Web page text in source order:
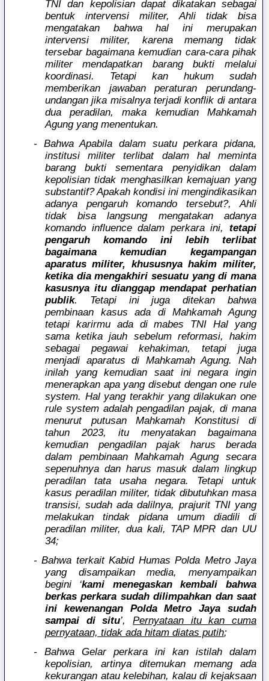
TNI dan kepolisian dapat dikatakan sebagai
bentuk intervensi militer, Ahli tidak bisa
mengatakan bahwa hal ini merupakan
intervensi militer, karena memang tidak
tersebar bagaimana kemudian cara-cara pihak
militer mendapatkan barang bukti melalui
koordinasi. Tetapi kan hukum sudah
memberikan jawaban peraturan perundang-
undangan jika misalnya terjadi konflik di antara
dua peradilan, maka kemudian Mahkamah
Agung yang menentukan.
- Bahwa Apabila dalam suatu perkara pidana,
institusi militer terlibat dalam hal meminta
barang bukti sementara penyidikan dalam
kepolisian tidak menghasilkan kemajuan yang
substantif? Apakah kondisi ini mengindikasikan
adanya pengaruh komando tersebut?, Ahli
tidak bisa langsung mengatakan adanya
komando influence dalam perkara ini, tetapi
pengaruh komando ini lebih terlibat
bagaimana kemudian kegampangan
aparatus militer, khususnya hakim militer,
ketika dia mengakhiri sesuatu yang di mana
kasusnya itu dianggap mendapat perhatian
publik. Tetapi ini juga ditekan bahwa
pembinaan kasus ada di Mahkamah Agung
tetapi karirmu ada di mabes TNI Hal yang
sama ketika jauh sebelum reformasi, hakim
sebagai pegawai kehakiman, tetapi juga
menjadi aparatus di Mahkamah Agung. Nah
inilah yang kemudian saat ini negara ingin
menerapkan apa yang disebut dengan one rule
system. Hal yang terakhir yang dilakukan one
rule system adalah pengadilan pajak, di mana
menurut putusan Mahkamah Konstitusi di
tahun 2023, itu menyatakan bagaimana
kemudian pengadilan pajak harus berada
dalam pembinaan Mahkamah Agung secara
sepenuhnya dan harus masuk dalam lingkup
peradilan tata usaha negara. Tetapi untuk
kasus peradilan militer, tidak dibutuhkan masa
transisi, sudah ada dalilnya, prajurit TNI yang
melakukan tindak pidana umum diadili di
peradilan militer, dua kali, TAP MPR dan UU
34;
- Bahwa terkait Kabid Humas Polda Metro Jaya
yang disampaikan media, menyampaikan
begini ‘kami menegaskan kembali bahwa
berkas perkara sudah dilimpahkan dan saat
ini kewenangan Polda Metro Jaya sudah
sampai di situ’, Pernyataan itu kan cuma
pernyataan, tidak ada hitam diatas putih;
- Bahwa Gelar perkara ini kan istilah dalam
kepolisian, artinya ditemukan memang ada
kekurangan atau kelebihan, kalau di kejaksaan